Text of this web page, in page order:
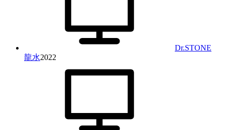
Dr.STONE
龍水2022